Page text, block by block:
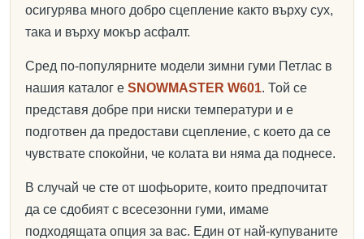
осигурява много добро сцепление както върху сух,
така и върху мокър асфалт.
Сред по-популярните модели зимни гуми Петлас в
нашия каталог е SNOWMASTER W601. Той се
представя добре при ниски температури и е
подготвен да предостави сцепление, с което да се
чувствате спокойни, че колата ви няма да поднесе.
В случай че сте от шофьорите, които предпочитат
да се сдобият с всесезонни гуми, имаме
подходящата опция за вас. Един от най-купуваните